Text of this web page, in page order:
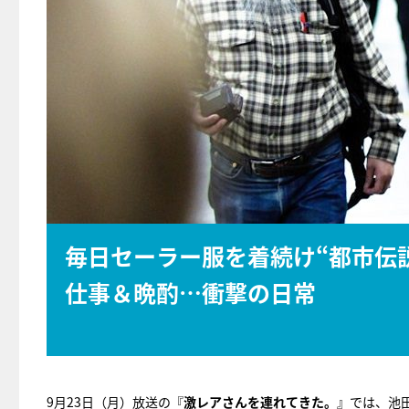
毎日セーラー服を着続け“都市
仕事＆晩酌…衝撃の日常
9月23日（月）放送の『激レアさんを連れてきた。 』では、池